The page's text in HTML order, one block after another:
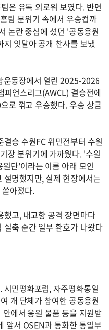
은 유독 외로워 보였다. 반면
팀 분위기 속에서 우승컵까
논란 중심에 섰던 '공동응원
잇달아 공개 찬사를 보냈
운동장에서 열린 2025-2026
피언스리그(AWCL) 결승전에
로 꺾고 우승했다. 우승 상금
승 수원FC 위민전부터 수원
장 분위기에 가까웠다. '수원
단'이라는 이름 아래 모인
명했지만, 실제 현장에서는
아졌다.
고, 내고향 공격 장면마다
축 순간 일부 환호가 나왔다
민평화포럼, 자주평화통일
개 단체가 참여한 공동응원
에서 응원 물품 등을 지원받
앞서 OSEN과 통화한 통일부